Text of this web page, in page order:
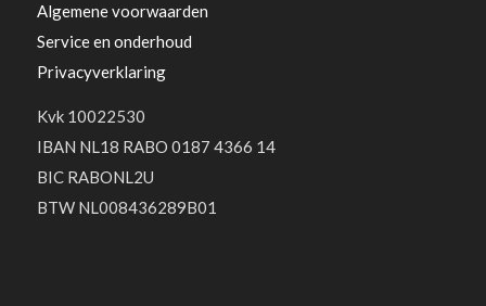
Algemene voorwaarden
Service en onderhoud
Privacyverklaring
Kvk 10022530
IBAN NL18 RABO 0187 4366 14
BIC RABONL2U
BTW NL008436289B01